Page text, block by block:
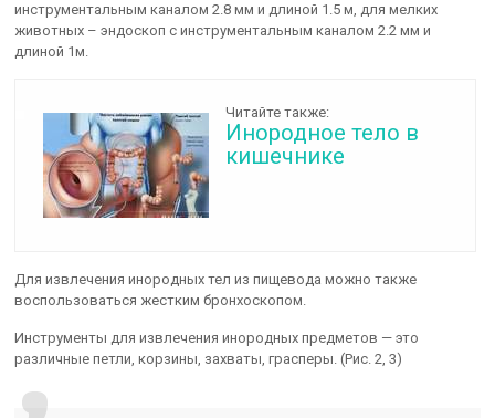
инструментальным каналом 2.8 мм и длиной 1.5 м, для мелких
животных – эндоскоп с инструментальным каналом 2.2 мм и
длиной 1м.
Читайте также:
Инородное тело в
кишечнике
Для извлечения инородных тел из пищевода можно также
воспользоваться жестким бронхоскопом.
Инструменты для извлечения инородных предметов — это
различные петли, корзины, захваты, грасперы. (Рис. 2, 3)